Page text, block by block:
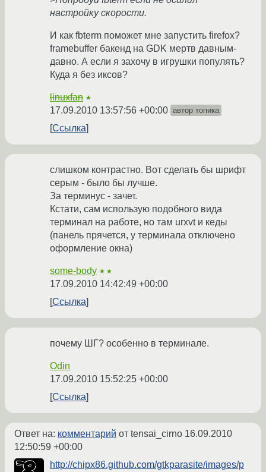
настройку скорости.
И как fbterm поможет мне запустить firefox?
framebuffer бакенд на GDK мертв давным-
давно. А если я захочу в игрушки популять?
Куда я без иксов?
linuxfan ★
17.09.2010 13:57:56 +00:00 автор топика
Ссылка
слишком контрастно. Вот сделать бы шрифт
серым - было бы лучше.
За терминус - зачет.
Кстати, сам использую подобного вида
терминал на работе, но там urxvt и кеды
(панель прячется, у терминала отключено
оформление окна)
some-body ★★
17.09.2010 14:42:49 +00:00
Ссылка
почему ШГ? особенно в терминале.
Odin
17.09.2010 15:52:25 +00:00
Ссылка
Ответ на: комментарий от tensai_cirno 16.09.2010
12:50:59 +00:00
http://chipx86.github.com/gtkparasite/images/p